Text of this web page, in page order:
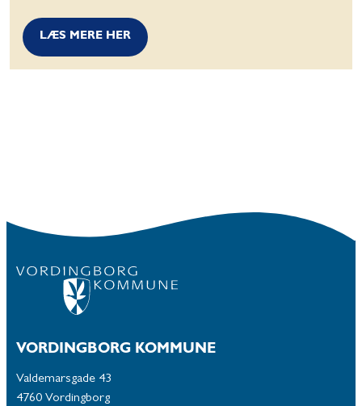
LÆS MERE HER
VORDINGBORG KOMMUNE
Valdemarsgade 43
4760 Vordingborg